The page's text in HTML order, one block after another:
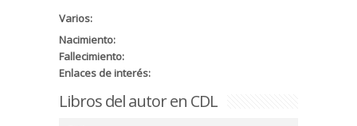
Varios:
Nacimiento:
Fallecimiento:
Enlaces de interés:
Libros del autor en CDL